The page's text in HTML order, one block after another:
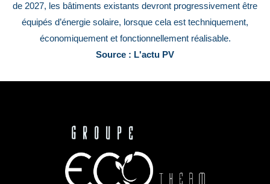
de 2027, les bâtiments existants devront progressivement être
équipés d’énergie solaire, lorsque cela est techniquement,
économiquement et fonctionnellement réalisable.
Source : L'actu PV